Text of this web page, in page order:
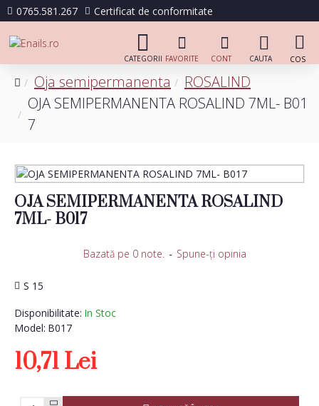
0765.581.267 Certificat de conformitate
Oja semipermanenta
ROSALIND
OJA SEMIPERMANENTA ROSALIND 7ML- B01
7
OJA SEMIPERMANENTA ROSALIND
7ML- B017
Disponibilitate: In Stoc
Model: B017
S 15
Bazată pe 0 note. - Spune-ţi opinia
10,71 Lei